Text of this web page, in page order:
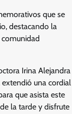
que se
destacando la
Irina Alejandra
una cordial
que asista este
la tarde y disfrute